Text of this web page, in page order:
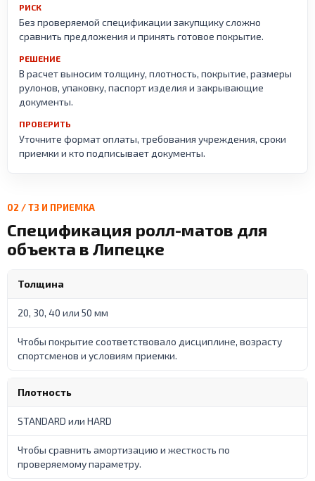
РИСК
Без проверяемой спецификации закупщику сложно
сравнить предложения и принять готовое покрытие.
РЕШЕНИЕ
В расчет выносим толщину, плотность, покрытие, размеры
рулонов, упаковку, паспорт изделия и закрывающие
документы.
ПРОВЕРИТЬ
Уточните формат оплаты, требования учреждения, сроки
приемки и кто подписывает документы.
02 / ТЗ И ПРИЕМКА
Спецификация ролл-матов для
объекта в Липецке
Толщина
20, 30, 40 или 50 мм
Чтобы покрытие соответствовало дисциплине, возрасту
спортсменов и условиям приемки.
Плотность
STANDARD или HARD
Чтобы сравнить амортизацию и жесткость по
проверяемому параметру.